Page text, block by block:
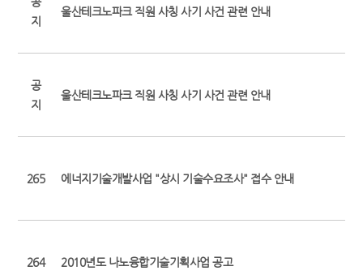
지
울산테크노파크 직원 사칭 사기 사건 관련 안내
공
지
울산테크노파크 직원 사칭 사기 사건 관련 안내
265 에너지기술개발사업 "상시 기술수요조사" 접수 안내
264 2010년도 나노융합기술기획사업 공고